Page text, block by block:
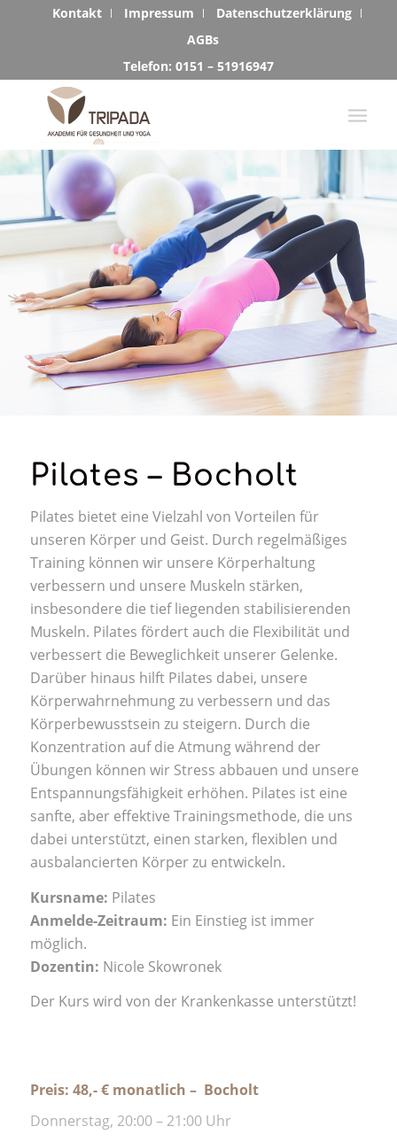
Kontakt Impressum
Datenschutzerklärung
AGBs
Telefon: 0151 – 51916947
Pilates – Bocholt
Pilates bietet eine Vielzahl von Vorteilen für
unseren Körper und Geist. Durch regelmäßiges
Training können wir unsere Körperhaltung
verbessern und unsere Muskeln stärken,
insbesondere die tief liegenden stabilisierenden
Muskeln. Pilates fördert auch die Flexibilität und
verbessert die Beweglichkeit unserer Gelenke.
Darüber hinaus hilft Pilates dabei, unsere
Körperwahrnehmung zu verbessern und das
Körperbewusstsein zu steigern. Durch die
Konzentration auf die Atmung während der
Übungen können wir Stress abbauen und unsere
Entspannungsfähigkeit erhöhen. Pilates ist eine
sanfte, aber effektive Trainingsmethode, die uns
dabei unterstützt, einen starken, flexiblen und
ausbalancierten Körper zu entwickeln.
Kursname: Pilates
Anmelde-Zeitraum: Ein Einstieg ist immer
möglich.
Dozentin: Nicole Skowronek
Der Kurs wird von der Krankenkasse unterstützt!
Preis: 48,- € monatlich – Bocholt
Donnerstag, 20:00 – 21:00 Uhr